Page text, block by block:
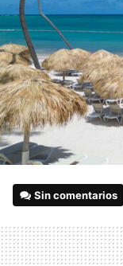
Sin comentarios